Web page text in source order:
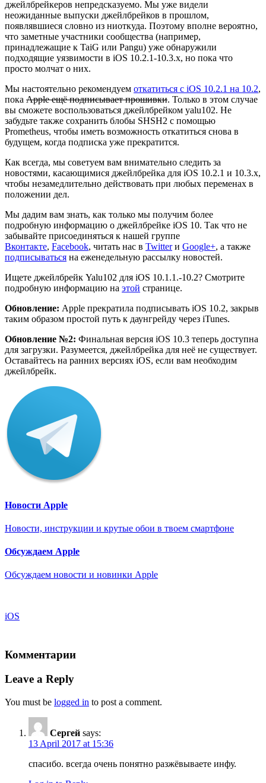
джейлбрейкеров непредсказуемо. Мы уже видели
неожиданные выпуски джейлбрейков в прошлом,
появлявшиеся словно из ниоткуда. Поэтому вполне вероятно,
что заметные участники сообщества (например,
принадлежащие к TaiG или Pangu) уже обнаружили
подходящие уязвимости в iOS 10.2.1-10.3.x, но пока что
просто молчат о них.
Мы настоятельно рекомендуем откатиться с iOS 10.2.1 на 10.2,
пока Apple ещё подписывает прошивки. Только в этом случае
вы сможете воспользоваться джейлбрейком yalu102. Не
забудьте также сохранить блобы SHSH2 с помощью
Prometheus, чтобы иметь возможность откатиться снова в
будущем, когда подписка уже прекратится.
Как всегда, мы советуем вам внимательно следить за
новостями, касающимися джейлбрейка для iOS 10.2.1 и 10.3.x,
чтобы незамедлительно действовать при любых переменах в
положении дел.
Мы дадим вам знать, как только мы получим более
подробную информацию о джейлбрейке iOS 10. Так что не
забывайте присоединяться к нашей группе
Вконтакте, Facebook, читать нас в Twitterи Google+, а также
подписываться на еженедельную рассылку новостей.
Ищете джейлбрейк Yalu102 для iOS 10.1.1.-10.2? Смотрите
подробную информацию на этой странице.
Обновление: Apple прекратила подписывать iOS 10.2, закрыв
таким образом простой путь к даунгрейду через iTunes.
Обновление №2: Финальная версия iOS 10.3 теперь доступна
для загрузки. Разумеется, джейлбрейка для неё не существует.
Оставайтесь на ранних версиях iOS, если вам необходим
джейлбрейк.
Новости Apple
Новости, инструкции и крутые обои в твоем смартфоне
Обсуждаем Apple
Обсуждаем новости и новинки Apple
iOS
Комментарии
Leave a Reply
You must be logged in to post a comment.
Сергей says:
13 April 2017 at 15:36
спасибо. всегда очень понятно разжёвываете инфу.